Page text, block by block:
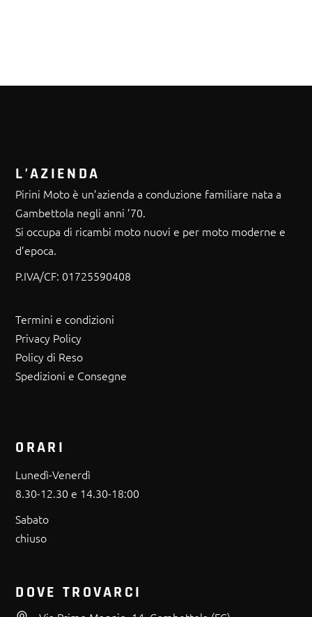
L’AZIENDA
Pirini Moto è un’azienda a conduzione familiare nata a
Gambettola negli anni ’70.
Si occupa di ricambi moto nuovi e per moto moderne e
d’epoca.
P.IVA/CF: 01725590408
Termini e condizioni
Privacy Policy
Policy di Reso
Spedizioni e Consegne
ORARI
Lunedì-Venerdì
8.30-12.30 e 14.30-18:00
Sabato
chiuso
DOVE TROVARCI